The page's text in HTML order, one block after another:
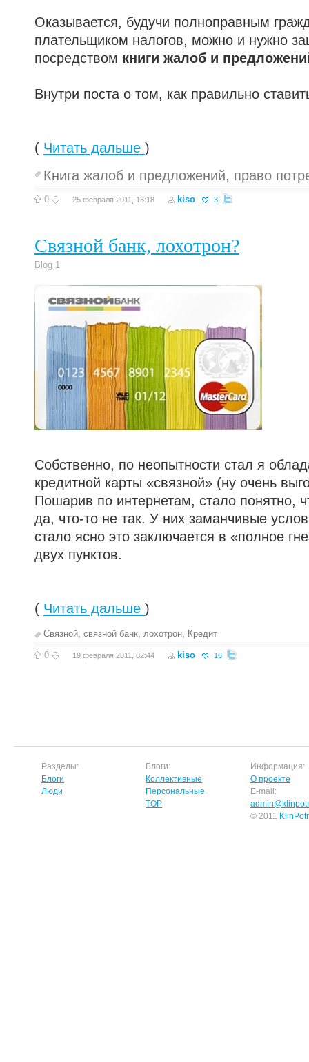
Оказывается, будучи полноправным
плательщиком налогов, можно и нужно
посредством книги жалоб и
Внутри поста о том, как правильно
( Читать дальше )
Книга жалоб и предложений, право
0 25 февраля 2011, 16:18 kiso 3
Связной банк, лохотрон?
Blog 1
Собственно, по неопытности стал я
кредитной карты «связной» (ну очень
Пошарив по интернетам, стало понятно,
да, что-то не так. У них заманчивые
стало ясно это заключается в «полное
двух пунктов.
( Читать дальше )
Связной, связной банк, лохотрон, Кредит
0 19 февраля 2011, 02:44 kiso 16
Разделы:
Блоги
Люди
Блоги:
Коллективные
Персональные
TOP
Информация:
О проекте
E-mail:
© 2011